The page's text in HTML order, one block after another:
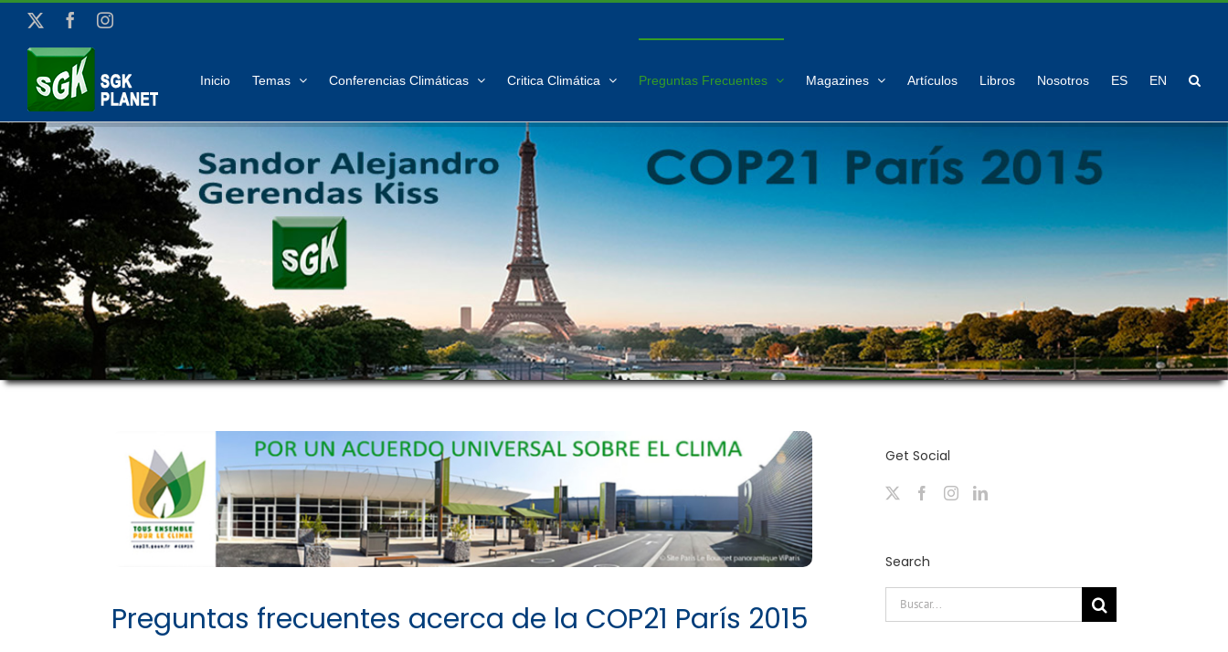
Saltar
contenido
FacebookInstagram
Inicio Temas Conferencias Climáticas Critica Climática Preguntas Frecuentes Magazines Artículos Libros Nosotros ES EN
Preguntas frecuentes acerca de la COP21 París 2015
Get Social
Search
Buscar: